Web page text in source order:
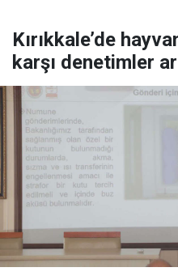
Kırıkkale’de
karşı denetimler